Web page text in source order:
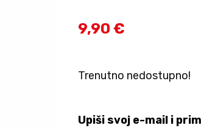
9,90 €
Trenutno nedostupno!
Upiši svoj e-mail i